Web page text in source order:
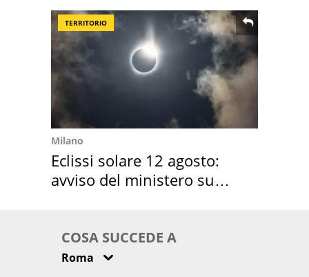
TERRITORIO
Milano
Eclissi solare 12 agosto:
avviso del ministero su